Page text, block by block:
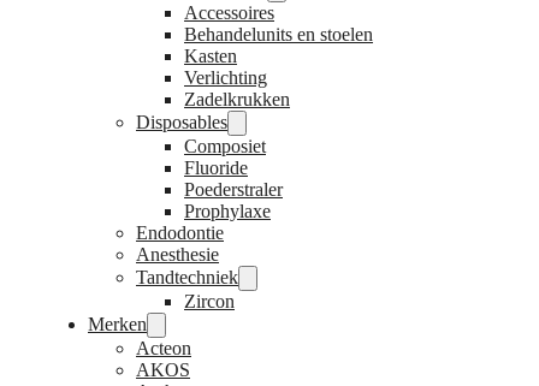
Accessoires
Behandelunits en stoelen
Kasten
Verlichting
Zadelkrukken
Disposables
Composiet
Fluoride
Poederstraler
Prophylaxe
Endodontie
Anesthesie
Tandtechniek
Zircon
Merken
Acteon
AKOS